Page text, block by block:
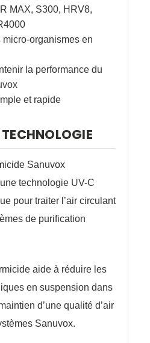
MAX, S300, HRV8,
organismes en
la performance du
et rapide
Sanuvox
technologie UV-C
pour traiter l’air circulant
de purification
aide à réduire les
en suspension dans
d’une qualité d’air
Sanuvox.